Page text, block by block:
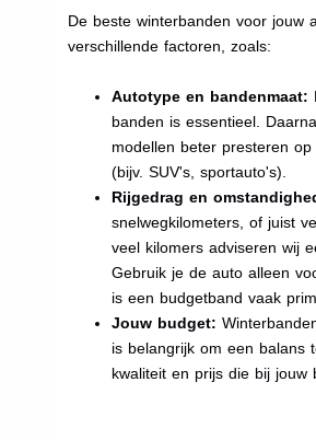
De beste winterbanden voor jouw
verschillende factoren, zoals:
Autotype en bandenmaat:
banden is essentieel.
modellen beter presteren
(bijv. SUV's, sportauto's).
Rijgedrag en
snelwegkilometers, of juist
veel kilomers adviseren wij
Gebruik je de auto alleen
is een budgetband vaak
Jouw budget:
is belangrijk om een balans
kwaliteit en prijs die bij jouw